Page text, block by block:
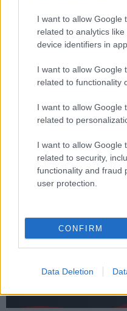
I want to allow Google
related to analytics
device identifiers in
I want to allow Google
related to functionality
I want to allow Google
related to
I want to allow Google
related to security,
functionality and fraud
user protection.
CONFIRM
Data Deletion
Maltempo, protezione
neve e vento
Roma, le previsioni